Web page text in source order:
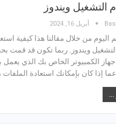
التشغيل ويندوز
أبريل 16, 2024
من خلال مقالنا هذا كيفية
ويندوز. ربما تكون قد قمت
إذا كان بإمكانك استعادة
...